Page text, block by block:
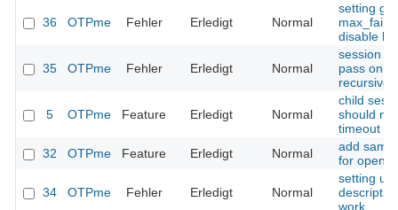
36 OTPme Fehler Erledigt Normal
setting
max_fail
disable
35 OTPme Fehler Erledigt Normal
session
pass on
recursive
5 OTPme Feature Erledigt Normal
child
should
timeout
32
OTPme Feature Erledigt Normal
add
for
34 OTPme Fehler Erledigt Normal
setting
work